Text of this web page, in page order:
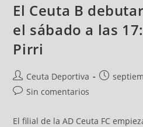
El Ceuta B
el sábado a las
Pirri
Ceuta Deportiva
Sin comentarios
El filial de la AD Ceuta FC